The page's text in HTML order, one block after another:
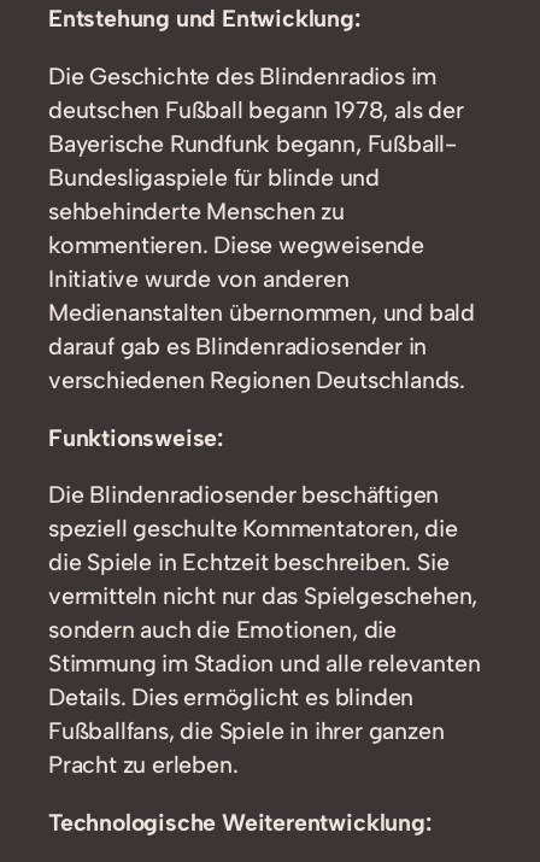
Entstehung und Entwicklung:
Die Geschichte des Blindenradios im
deutschen Fußball begann 1978, als der
Bayerische Rundfunk begann, Fußball-
Bundesligaspiele für blinde und
sehbehinderte Menschen zu
kommentieren. Diese wegweisende
Initiative wurde von anderen
Medienanstalten übernommen, und bald
darauf gab es Blindenradiosender in
verschiedenen Regionen Deutschlands.
Funktionsweise:
Die Blindenradiosender beschäftigen
speziell geschulte Kommentatoren, die
die Spiele in Echtzeit beschreiben. Sie
vermitteln nicht nur das Spielgeschehen,
sondern auch die Emotionen, die
Stimmung im Stadion und alle relevanten
Details. Dies ermöglicht es blinden
Fußballfans, die Spiele in ihrer ganzen
Pracht zu erleben.
Technologische Weiterentwicklung: